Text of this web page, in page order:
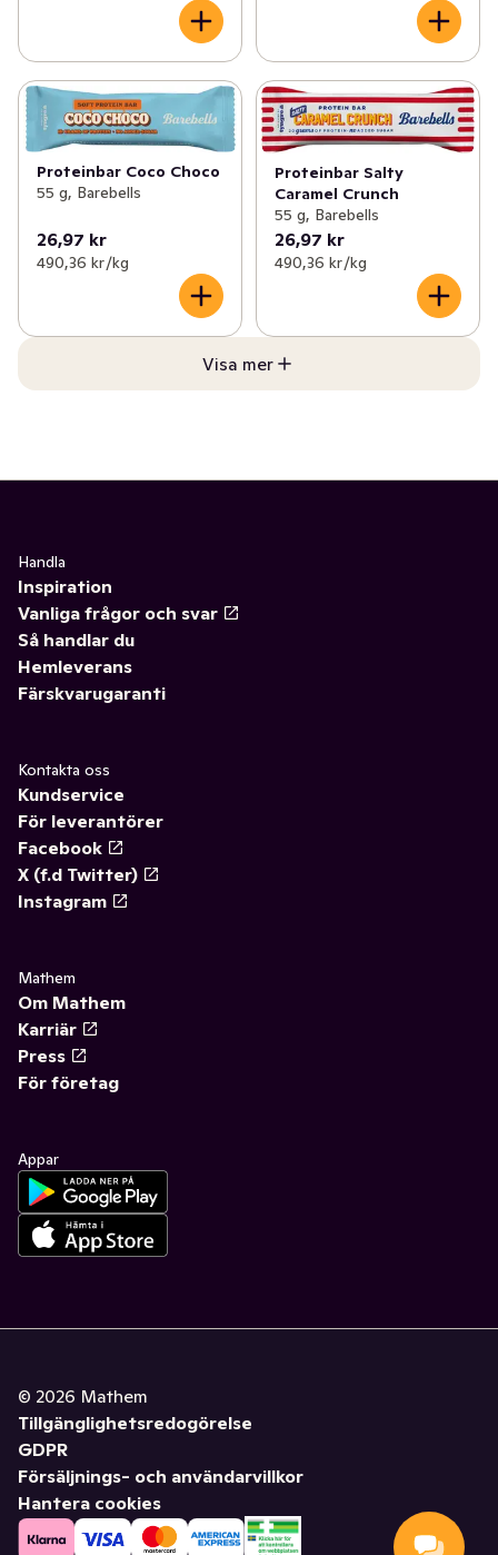
Proteinbar Coco Choco
55 g, Barebells
26,97 kr
490,36 kr /kg
Proteinbar Salty
Caramel Crunch
55 g, Barebells
26,97 kr
490,36 kr /kg
Visa mer
Handla
Inspiration
Vanliga frågor och svar
Så handlar du
Hemleverans
Färskvarugaranti
Kontakta oss
Kundservice
För leverantörer
Facebook
X (f.d Twitter)
Instagram
Mathem
Om Mathem
Karriär
Press
För företag
Appar
© 2026 Mathem
Tillgänglighetsredogörelse
GDPR
Försäljnings- och användarvillkor
Hantera cookies